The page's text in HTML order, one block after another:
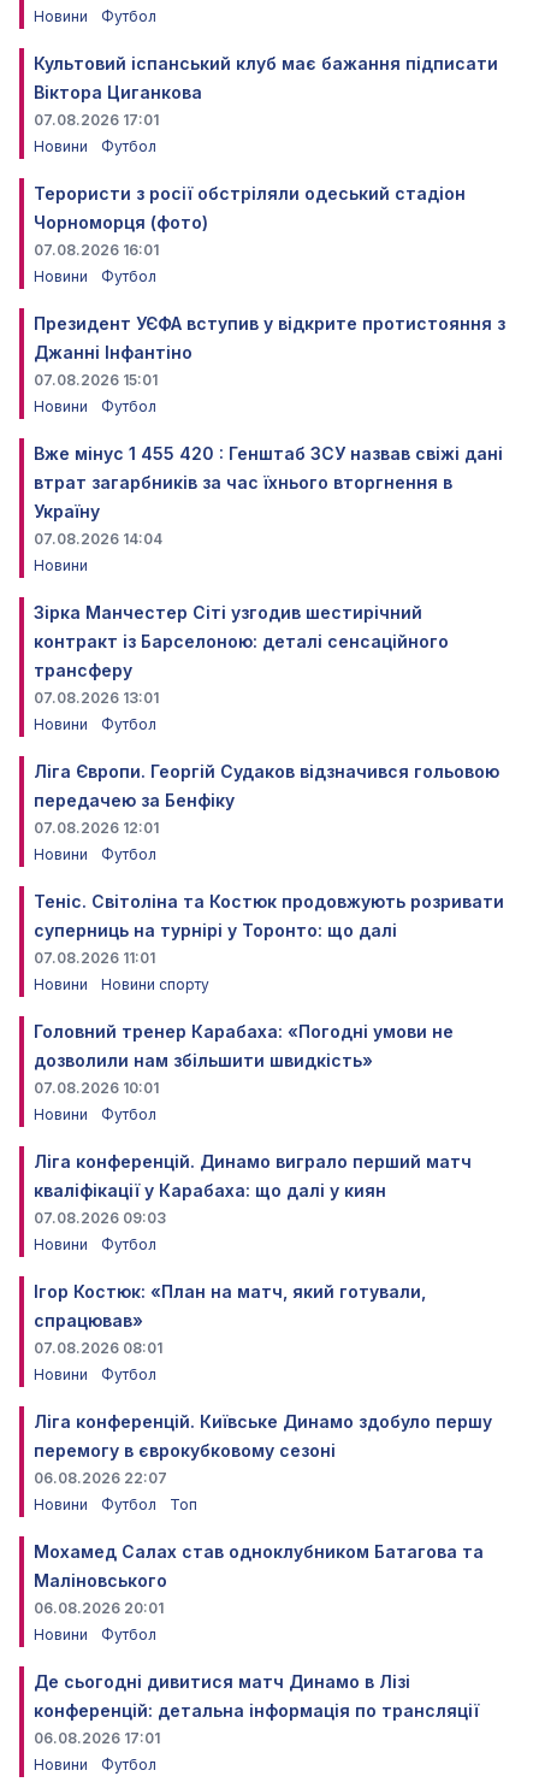
Новини
Футбол
Культовий іспанський клуб має бажання підписати
Віктора Циганкова
07.08.2026 17:01
Новини
Футбол
Терористи з росії обстріляли одеський стадіон
Чорноморця (фото)
07.08.2026 16:01
Новини
Футбол
Президент УЄФА вступив у відкрите протистояння з
Джанні Інфантіно
07.08.2026 15:01
Новини
Футбол
Вже мінус 1 455 420 : Генштаб ЗСУ назвав свіжі дані
втрат загарбників за час їхнього вторгнення в
Україну
07.08.2026 14:04
Новини
Зірка Манчестер Сіті узгодив шестирічний
контракт із Барселоною: деталі сенсаційного
трансферу
07.08.2026 13:01
Новини
Футбол
Ліга Європи. Георгій Судаков відзначився гольовою
передачею за Бенфіку
07.08.2026 12:01
Новини
Футбол
Теніс. Світоліна та Костюк продовжують розривати
суперниць на турнірі у Торонто: що далі
07.08.2026 11:01
Новини
Новини спорту
Головний тренер Карабаха: «Погодні умови не
дозволили нам збільшити швидкість»
07.08.2026 10:01
Новини
Футбол
Ліга конференцій. Динамо виграло перший матч
кваліфікації у Карабаха: що далі у киян
07.08.2026 09:03
Новини
Футбол
Ігор Костюк: «План на матч, який готували,
спрацював»
07.08.2026 08:01
Новини
Футбол
Ліга конференцій. Київське Динамо здобуло першу
перемогу в єврокубковому сезоні
06.08.2026 22:07
Новини
Футбол Топ
Мохамед Салах став одноклубником Батагова та
Маліновського
06.08.2026 20:01
Новини
Футбол
Де сьогодні дивитися матч Динамо в Лізі
конференцій: детальна інформація по трансляції
06.08.2026 17:01
Новини
Футбол